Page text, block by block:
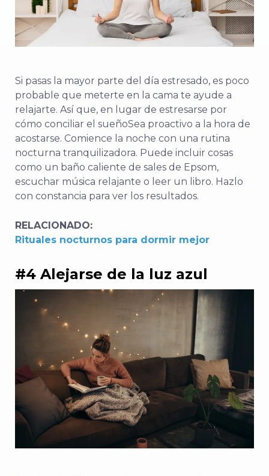
Si pasas la mayor parte del día estresado, es poco
probable que meterte en la cama te ayude a
relajarte. Así que, en lugar de estresarse por
cómo conciliar el sueñoSea proactivo a la hora de
acostarse. Comience la noche con una rutina
nocturna tranquilizadora. Puede incluir cosas
como un baño caliente de sales de Epsom,
escuchar música relajante o leer un libro. Hazlo
con constancia para ver los resultados.
RELACIONADO:
Rituales nocturnos para dormir mejor
#4 Alejarse de la luz azul